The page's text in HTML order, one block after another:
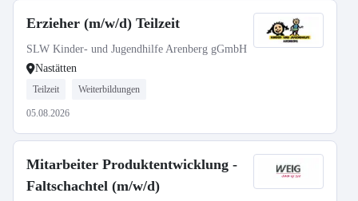
Erzieher (m/w/d) Teilzeit
SLW Kinder- und Jugendhilfe Arenberg gGmbH
Nastätten
Teilzeit Weiterbildungen
05.08.2026
Mitarbeiter Produktentwicklung -
Faltschachtel (m/w/d)